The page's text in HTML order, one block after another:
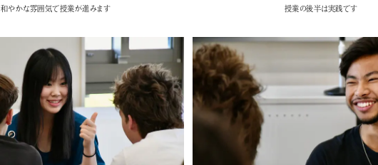
和やかな雰囲気で授業が進みます 授業の後半は実践です